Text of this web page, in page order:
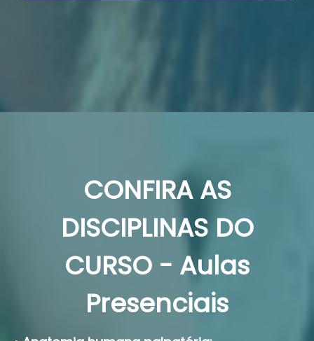
CONFIRA AS
DISCIPLINAS DO
CURSO - Aulas
Presenciais